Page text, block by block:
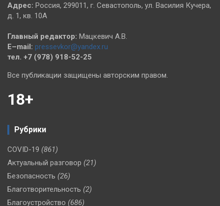
Адрес: Россия, 299011, г. Севастополь, ул. Василия Кучера,
д. 1, кв. 10А
Главный редактор: Мацкевич А.В.
E–mail: pressevkor@yandex.ru
тел. +7 (978) 918-52-25
Все публикации защищены авторским правом.
18+
Рубрики
COVID-19 (861)
Актуальный разговор (21)
Безопасность (26)
Благотворительность (2)
Благоустройство (686)